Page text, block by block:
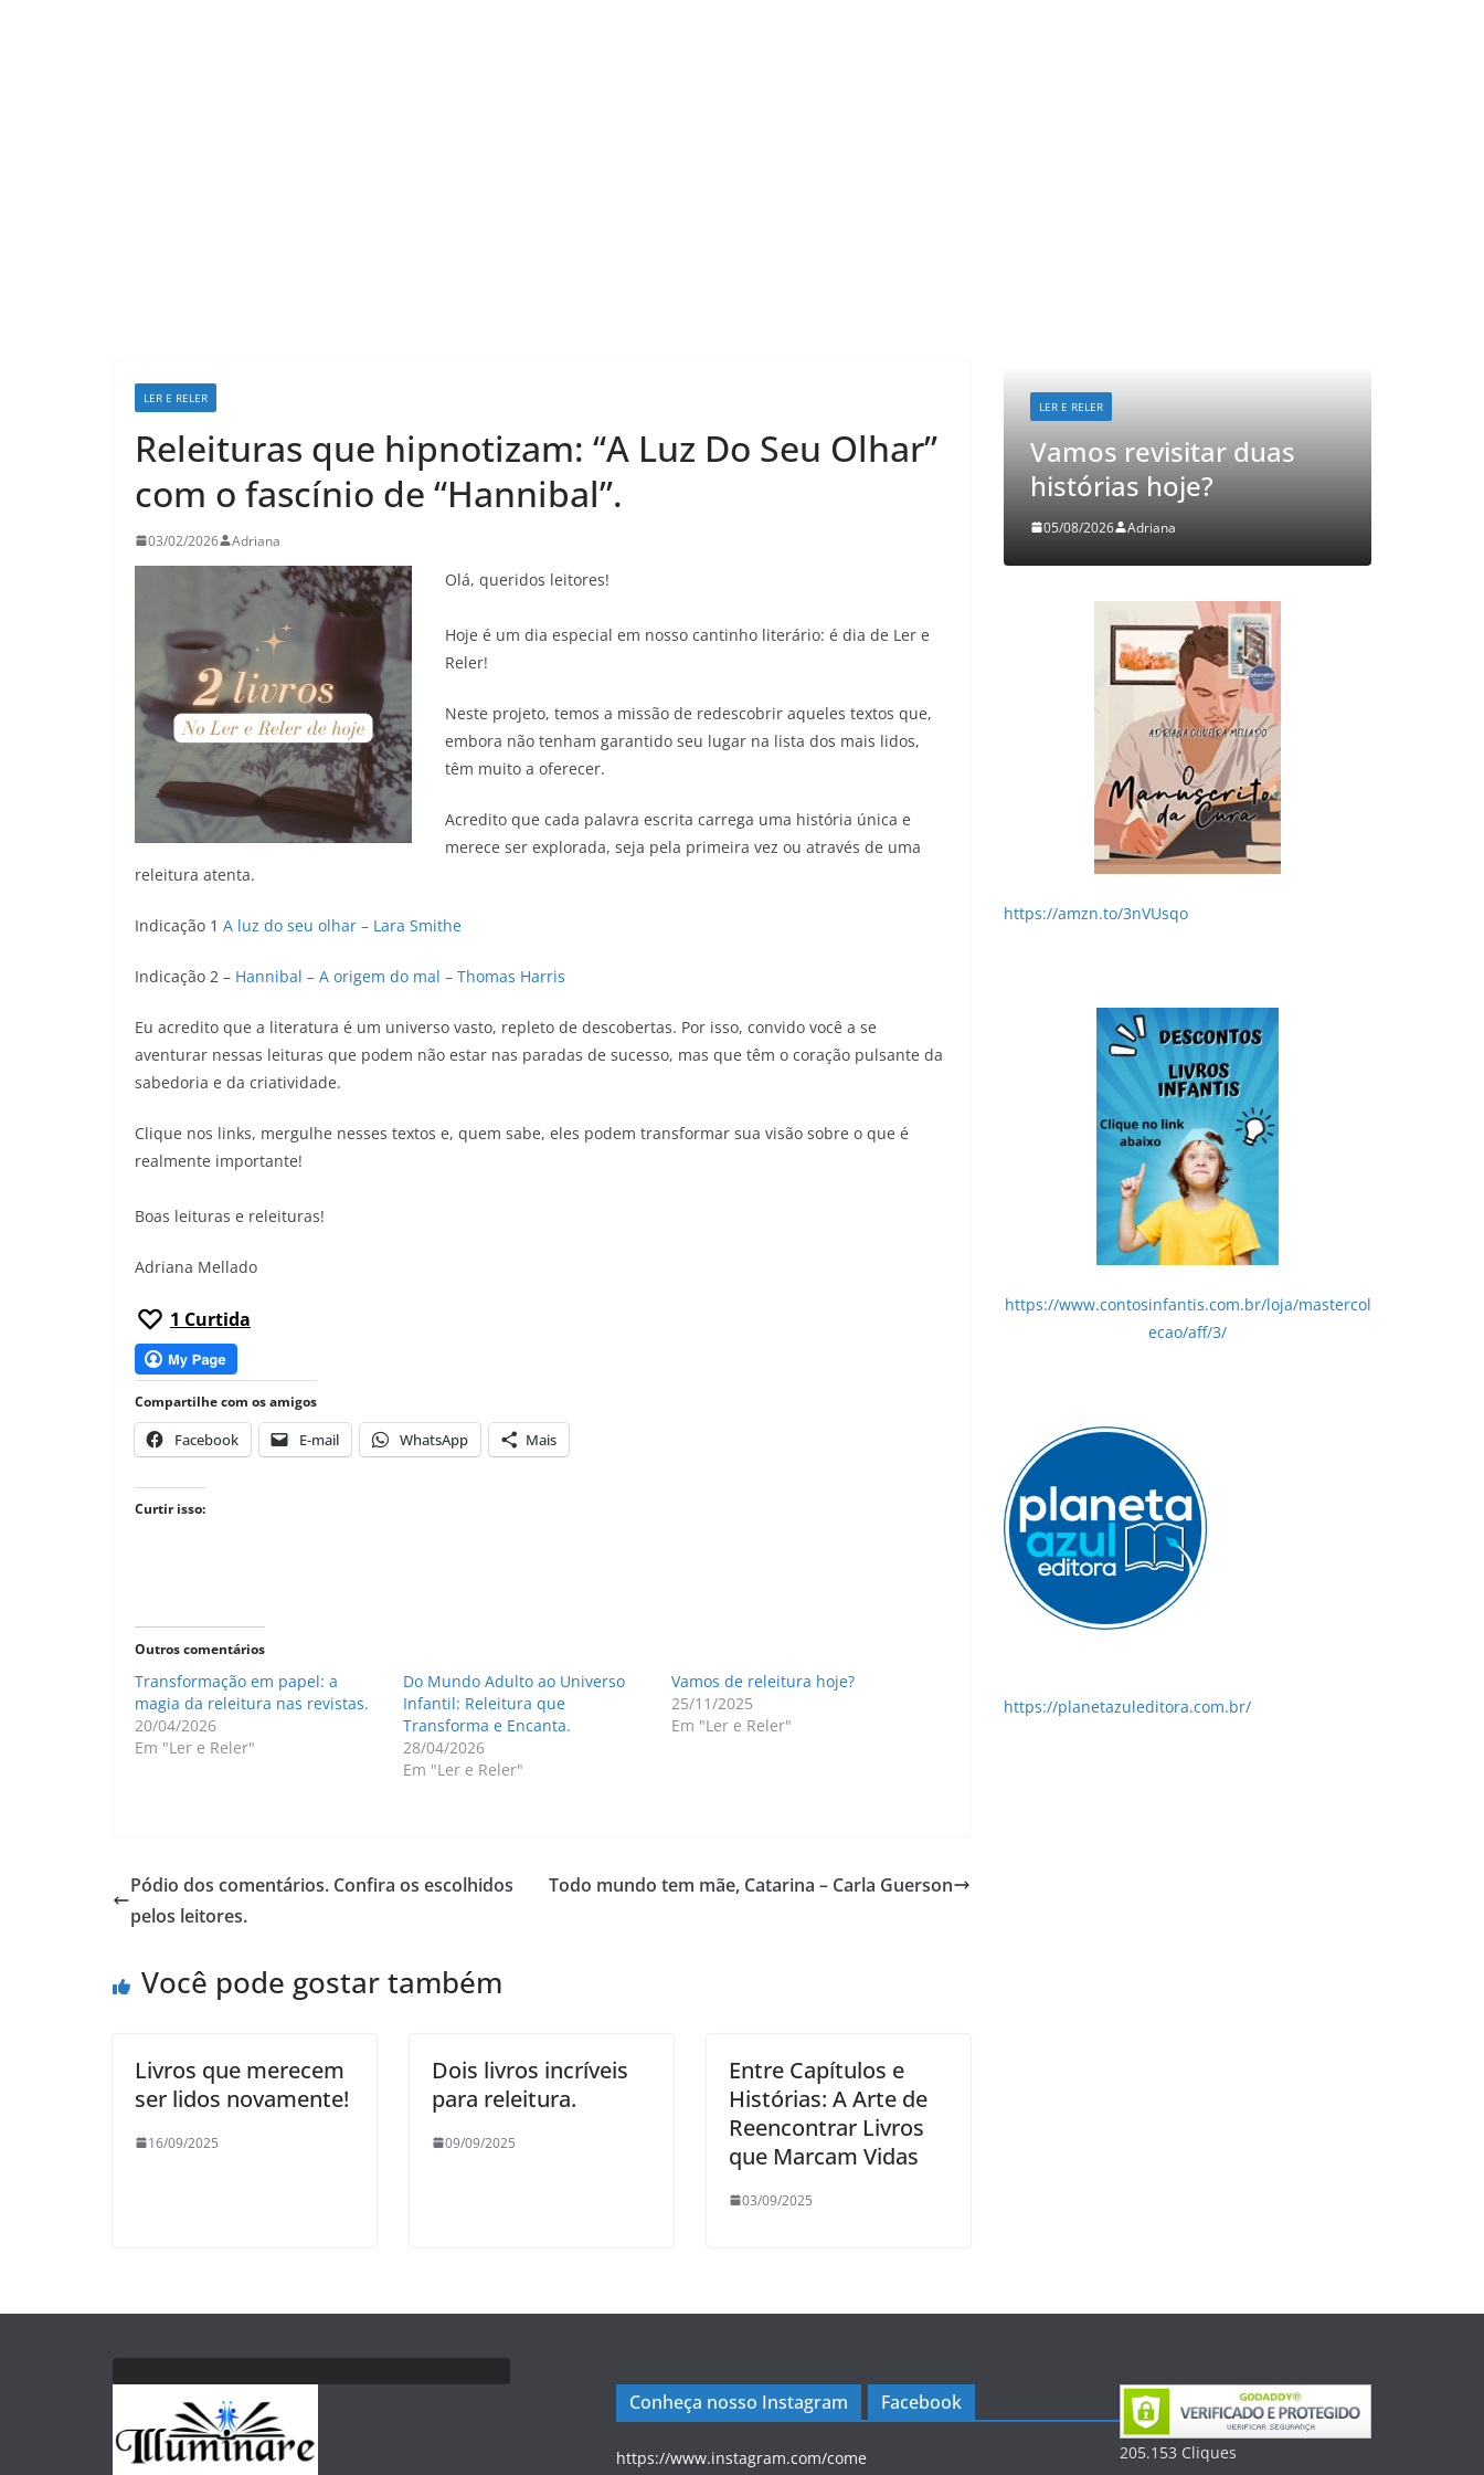
LER E RELER
Releituras que hipnotizam: “A Luz Do Seu Olhar”
com o fascínio de “Hannibal”.
03/02/2026 Adriana
Olá, queridos leitores!
Hoje é um dia especial em nosso cantinho literário: é dia de Ler e
Reler!
Neste projeto, temos a missão de redescobrir aqueles textos que,
embora não tenham garantido seu lugar na lista dos mais lidos,
têm muito a oferecer.
Acredito que cada palavra escrita carrega uma história única e
merece ser explorada, seja pela primeira vez ou através de uma
releitura atenta.
Indicação 1 A luz do seu olhar – Lara Smithe
Indicação 2 – Hannibal – A origem do mal – Thomas Harris
Eu acredito que a literatura é um universo vasto, repleto de descobertas. Por isso, convido você a se
aventurar nessas leituras que podem não estar nas paradas de sucesso, mas que têm o coração pulsante da
sabedoria e da criatividade.
Clique nos links, mergulhe nesses textos e, quem sabe, eles podem transformar sua visão sobre o que é
realmente importante!
Boas leituras e releituras!
Adriana Mellado
1 Curtida
Compartilhe com os amigos
Facebook E-mail WhatsApp Mais
Curtir isso:
Outros comentários
Transformação em papel: a
magia da releitura nas revistas.
20/04/2026
Em "Ler e Reler"
Do Mundo Adulto ao Universo
Infantil: Releitura que
Transforma e Encanta.
28/04/2026
Em "Ler e Reler"
Vamos de releitura hoje?
25/11/2025
Em "Ler e Reler"
Pódio dos comentários. Confira os escolhidos
pelos leitores.
Todo mundo tem mãe, Catarina – Carla Guerson
Você pode gostar também
Livros que merecem
ser lidos novamente!
16/09/2025
Dois livros incríveis
para releitura.
09/09/2025
Entre Capítulos e
Histórias: A Arte de
Reencontrar Livros
que Marcam Vidas
03/09/2025
mágica de dois livros
que transformam.
Vamos revisitar duas
histórias hoje?
Já imaginou como
revisitar suas
favoritas?
https://amzn.to/3nVUsqo
https://www.contosinfantis.com.br/loja/mastercol
ecao/aff/3/
https://planetazuleditora.com.br/
Conheça nosso Instagram
https://www.instagram.com/come
Facebook
205.153 Cliques